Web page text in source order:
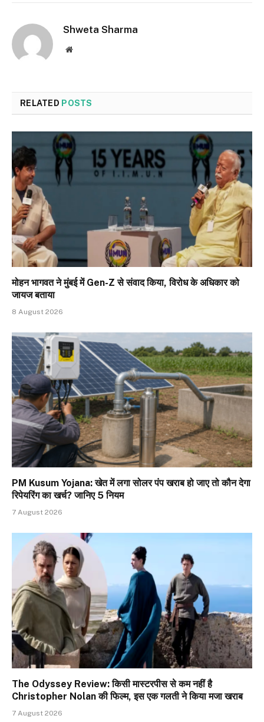
Shweta Sharma
Website
RELATED POSTS
मोहन भागवत ने मुंबई में Gen-Z से संवाद किया, विरोध के अधिकार को
जायज बताया
8 August 2026
PM Kusum Yojana: खेत में लगा सोलर पंप खराब हो जाए तो कौन देगा
रिपेयरिंग का खर्च? जानिए 5 नियम
7 August 2026
The Odyssey Review: किसी मास्टरपीस से कम नहीं है
Christopher Nolan की फिल्म, इस एक गलती ने किया मजा खराब
7 August 2026